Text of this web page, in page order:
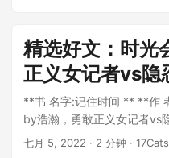
精选好文：时光
正义女记者vs隐
**书 名字:记住时间 ** **作
by浩瀚，勇敢正义女记者vs
不合理的，爱就是爱，不管...
七月 5, 2022 · 2 分钟 · 17Cats